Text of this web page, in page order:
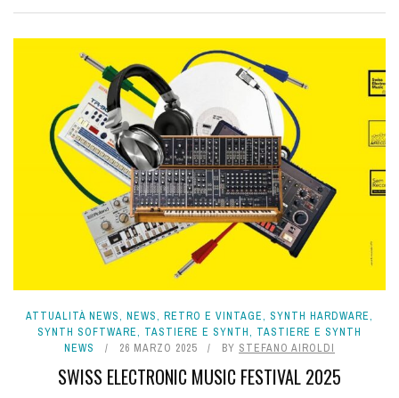
ATTUALITÀ NEWS, NEWS, RETRO E VINTAGE, SYNTH HARDWARE,
SYNTH SOFTWARE, TASTIERE E SYNTH, TASTIERE E SYNTH
NEWS
26 MARZO 2025 BY STEFANO AIROLDI
SWISS ELECTRONIC MUSIC FESTIVAL 2025